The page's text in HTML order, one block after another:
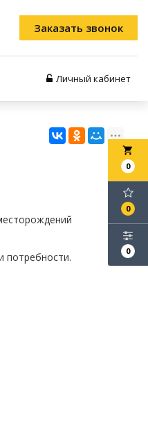
Заказать звонок
Личный кабинет
local_grocery_store
0
0
0
потребности.